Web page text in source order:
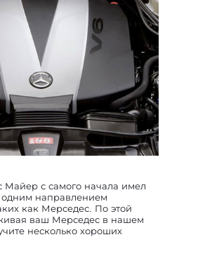
Майер с самого начала имел
одним направлением
как Мерседес. По этой
ваш Мерседес в нашем
несколько хороших